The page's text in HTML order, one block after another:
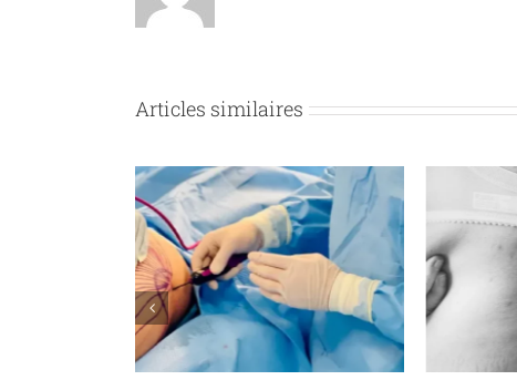
Articles similaires